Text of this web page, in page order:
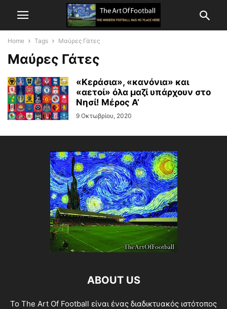
Home Tags Μαύρες Γάτες
Μαύρες Γάτες
«Κεράσια», «κανόνια» και
«αετοί» όλα μαζί υπάρχουν στο
Νησί! Μέρος Α’
9 Οκτωβρίου, 2020
ABOUT US
Το The Art Of Football είναι ένας διαδικτυακός ιστότοπος